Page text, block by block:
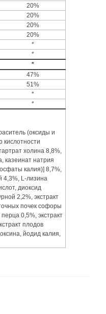
20%
20%
20%
20%
*
*
*
47%
51%
*
*
(оксиды и
кислотности
холина 8,8%,
казеинат натрия
калия)] 8,7%,
4,3%, L-лизина
диоксид
2,2%, экстракт
почек софоры
0,5%, экстракт
плодов
йодид калия,